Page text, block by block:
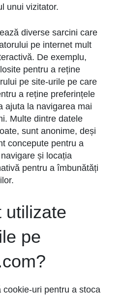
unui vizitator.
diverse sarcini care
pe internet mult
De exemplu,
pentru a reține
pe site-urile pe care
a reține preferințele
ajuta la navigarea mai
Multe dintre datele
sunt anonime, deși
concepute pentru a
și locația
pentru a îmbunătăți
utilizate
pe
cookie-uri pentru a stoca